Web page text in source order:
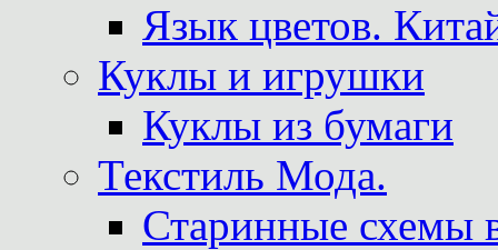
Язык цветов.
Куклы и игрушки
Куклы из бумаги
Текстиль Мода.
Старинные схемы